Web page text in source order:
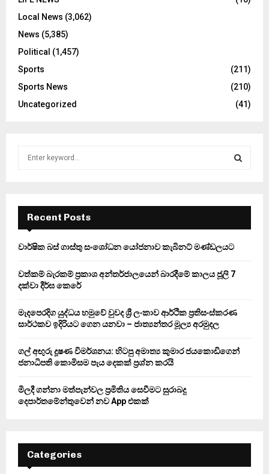
Local News (3,062)
News (5,385)
Political (1,457)
Sports
(211)
Sports News
(210)
Uncategorized
(41)
f
r
E
A
Recent Posts
වාර්ෂික බස් ගාස්තු සංශෝධන යෝජනාව කැබිනට් මණ්ඩලයට
වත්කම් බැරකම් ප්‍රකාශ අන්තර්ජාලයෙන් බාරදීමේ කාලය ජූලි 7
දක්වා දීර්ඝ කෙරේ
මැදපෙරදිග යුද්ධය හමුවේ වුවද ශ්‍රී ලංකාව ආර්ථික ප්‍රතිසංස්කරණ
සාර්ථකව ඉදිරියට ගෙන යනවා – ජාත්‍යන්තර මූල්‍ය අරමුදල
ගල් අඟුරු දූෂණ විමර්ශනය: හිටපු අමාත්‍ය කුමාර ජයකොඩිගෙන්
ජනාධිපති කොමිසම පැය දෙකක් ප්‍රශ්න කරයි
මිලදී ගන්නා මත්පැන්වල ප්‍රමිතිය සෙවීමට සුරාබදු
දෙපාර්තමේන්තුවෙන් නව App එකක්
Categories